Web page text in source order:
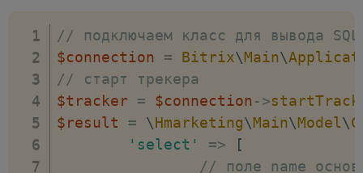
$result
= $query->exec(
;
// стоп трекера
$connection->stopTracker
// вывод sql запроса
echo
'<pre>';
( $tracker -> getQueries
// текст запроса
// подключаем класс для вывода SQL
$connection
= Bitrix\Main\
// старт трекера
$tracker
= $connection->
$result
= \Hmarketing\Main\Model\
'select'
=>
[
// поле name